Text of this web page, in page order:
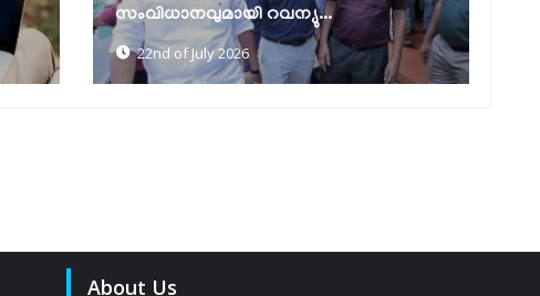
നിർദ്ദേശം നൽകി...
22nd of July 2026
About Us